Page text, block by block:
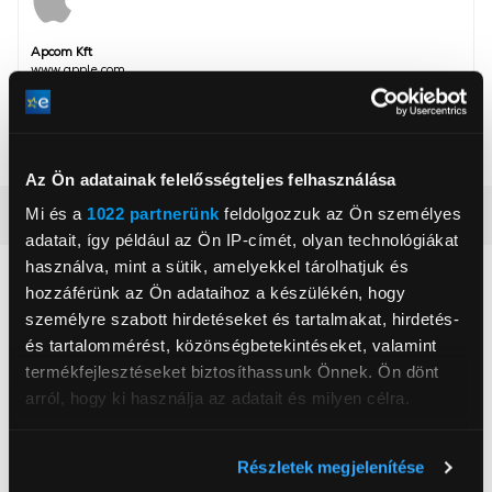
Az Ön adatainak felelősségteljes felhasználása
Mi és a 1022 partnerünk feldolgozzuk az Ön személyes
adatait, így például az Ön IP-címét, olyan technológiákat
használva, mint a sütik, amelyekkel tárolhatjuk és
hozzáférünk az Ön adataihoz a készülékén, hogy
személyre szabott hirdetéseket és tartalmakat, hirdetés-
és tartalommérést, közönségbetekintéseket, valamint
termékfejlesztéseket biztosíthassunk Önnek. Ön dönt
arról, hogy ki használja az adatait és milyen célra.
Részletek megjelenítése
Apcom Kft
www.apple.com
1033, Budapest, Ángel Sanz Briz út 13
Részletes ismertető
Neked ajánljuk